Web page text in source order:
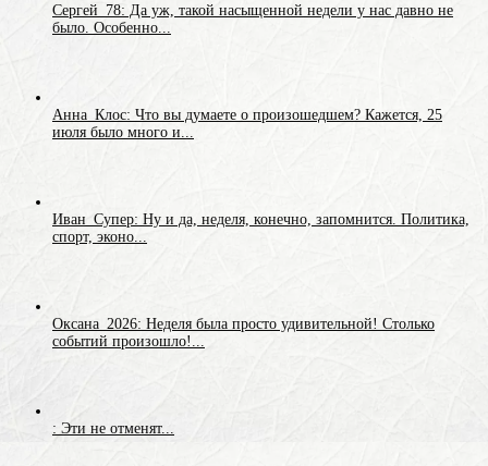
Сергей_78: Да уж, такой насыщенной недели у нас давно не
было. Особенно...
Анна_Клос: Что вы думаете о произошедшем? Кажется, 25
июля было много и...
Иван_Супер: Ну и да, неделя, конечно, запомнится. Политика,
спорт, эконо...
Оксана_2026: Неделя была просто удивительной! Столько
событий произошло!...
: Эти не отменят...